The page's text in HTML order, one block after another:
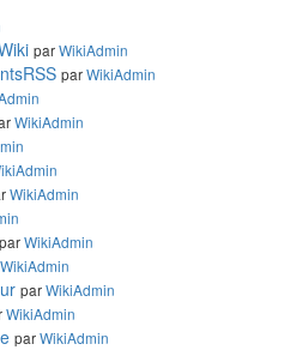
parWikiAdmin
parWikiAdmin
WikiAdmin
WikiAdmin
parWikiAdmin
WikiAdmin
parWikiAdmin
WikiAdmin
parWikiAdmin